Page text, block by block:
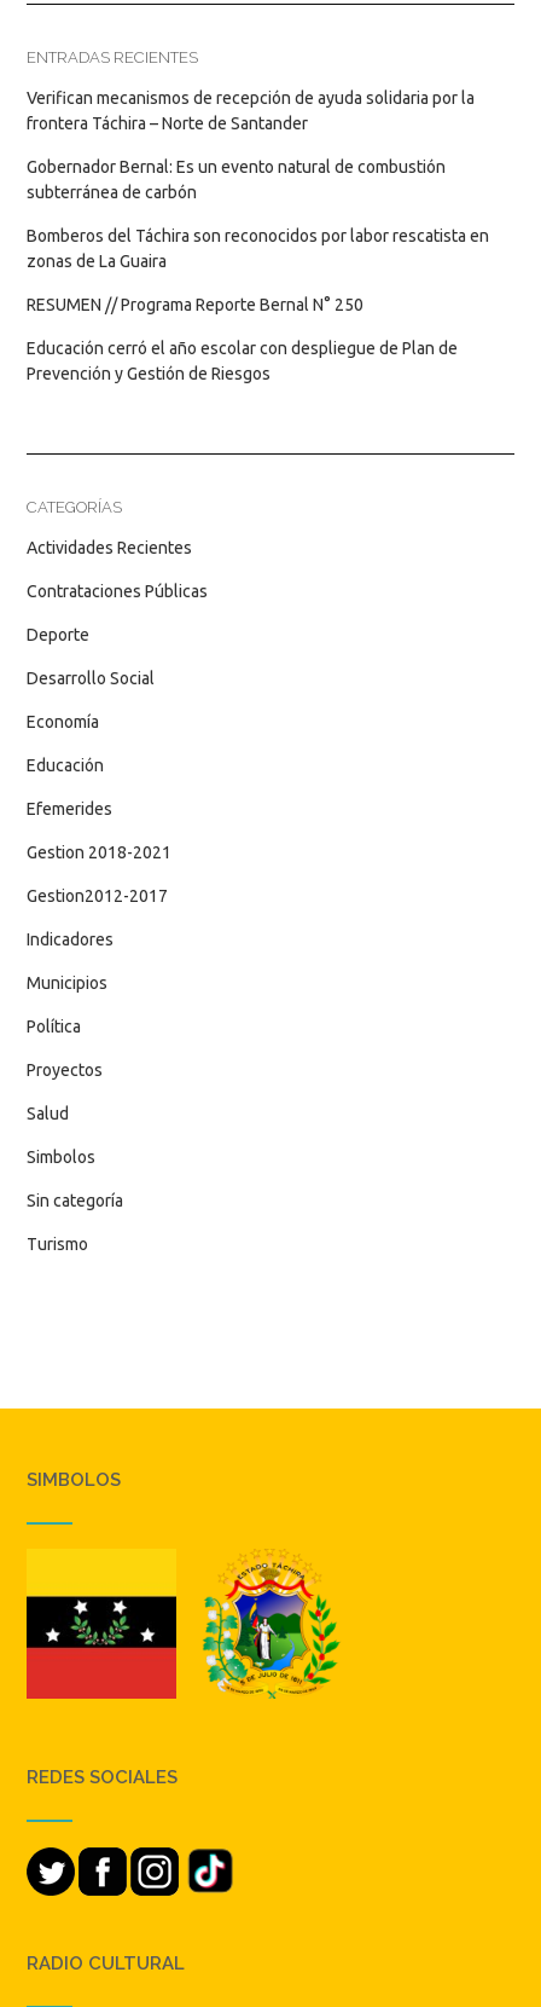
ENTRADAS RECIENTES
Verifican mecanismos de recepción de ayuda solidaria por la
frontera Táchira – Norte de Santander
Gobernador Bernal: Es un evento natural de combustión
subterránea de carbón
Bomberos del Táchira son reconocidos por labor rescatista en
zonas de La Guaira
RESUMEN // Programa Reporte Bernal N° 250
Educación cerró el año escolar con despliegue de Plan de
Prevención y Gestión de Riesgos
CATEGORÍAS
Actividades Recientes
Contrataciones Públicas
Deporte
Desarrollo Social
Economía
Educación
Efemerides
Gestion 2018-2021
Gestion2012-2017
Indicadores
Municipios
Política
Proyectos
Salud
Simbolos
Sin categoría
Turismo
SIMBOLOS
REDES SOCIALES
RADIO CULTURAL